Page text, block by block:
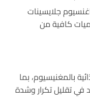
جلايسينات
كافية من
بالمغنيسيوم، بما
في تقليل تكرار وشدة